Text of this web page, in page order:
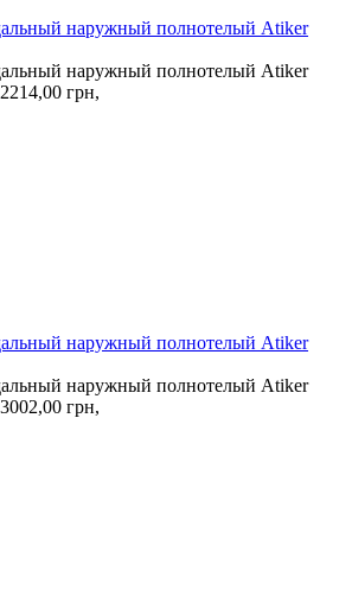
наружный полнотелый Atiker
наружный полнотелый Atiker
грн,
наружный полнотелый Atiker
наружный полнотелый Atiker
грн,